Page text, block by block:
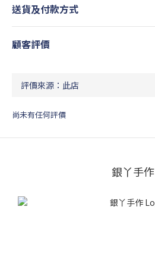
送貨及付款方式
顧客評價
尚未有任何評價
銀丫手作